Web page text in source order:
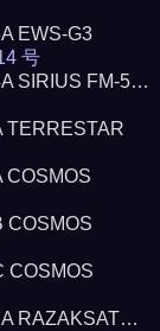
EWS-G3
号
SIRIUS FM-5…
TERRESTAR
COSMOS
COSMOS
COSMOS
RAZAKSAT…